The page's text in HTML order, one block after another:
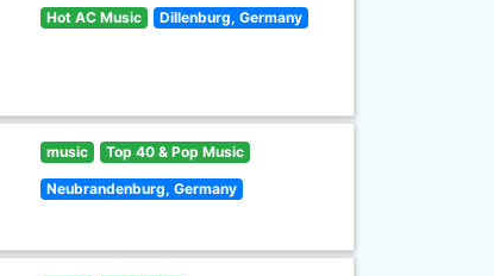
Hot AC Music Dillenburg, Germany
music Top 40 & Pop Music
Neubrandenburg, Germany